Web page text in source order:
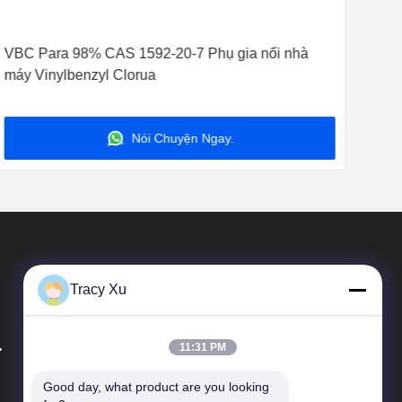
VBC Para 98% CAS 1592-20-7 Phụ gia nối nhà
máy Vinylbenzyl Clorua
Nói Chuyện Ngay.
Liên Kết Nhanh
Tracy Xu
11:31 PM
Good day, what product are you looking